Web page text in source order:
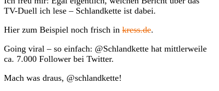
TV-Duell ich lese – Schlandkette ist dabei.
Hier zum Beispiel noch frisch in kress.de.
Going viral – so einfach: @Schlandkette hat mittlerweile
ca. 7.000 Follower bei Twitter.
Mach was draus, @schlandkette!